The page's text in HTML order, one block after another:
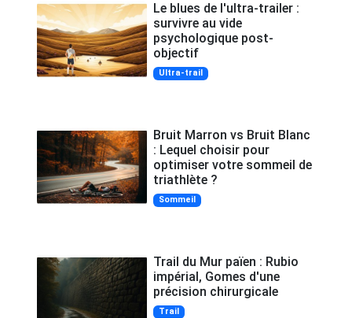
Le blues de l'ultra-trailer :
survivre au vide
psychologique post-
objectif
Ultra-trail
Bruit Marron vs Bruit Blanc
: Lequel choisir pour
optimiser votre sommeil de
triathlète ?
Sommeil
Trail du Mur païen : Rubio
impérial, Gomes d'une
précision chirurgicale
Trail